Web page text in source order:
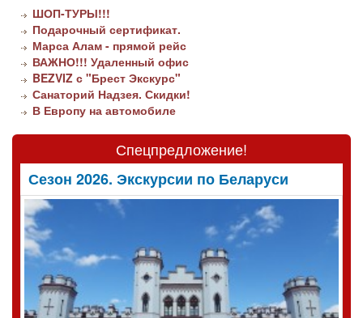
ШОП-ТУРЫ!!!
Подарочный сертификат.
Марса Алам - прямой рейс
ВАЖНО!!! Удаленный офис
BEZVIZ с "Брест Экскурс"
Санаторий Надзея. Скидки!
В Европу на автомобиле
Спецпредложение!
Сезон 2026. Экскурсии по Беларуси